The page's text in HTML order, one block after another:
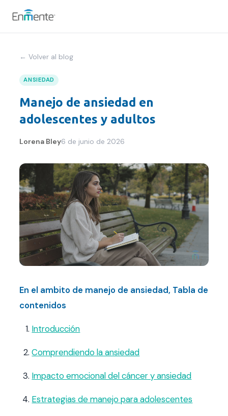
Nosotros
Cómo trabajamos
Servicios
Blog
Convenios
Contacto
FAQ
Agendar hora
← Volver al blog
ANSIEDAD
Manejo de ansiedad en
adolescentes y adultos
Lorena Bley6 de junio de 2026
En el ambito de manejo de ansiedad, Tabla de
contenidos
Introducción
Comprendiendo la ansiedad
Impacto emocional del cáncer y ansiedad
Estrategias de manejo para adolescentes